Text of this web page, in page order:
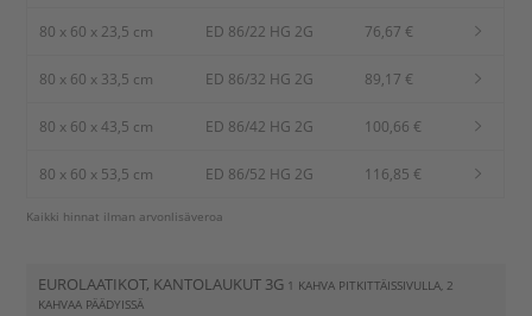
80 x 60 x 23,5 cm ED 86/22 HG 2G 76,67 €
80 x 60 x 33,5 cm ED 86/32 HG 2G 89,17 €
80 x 60 x 43,5 cm ED 86/42 HG 2G 100,66 €
80 x 60 x 53,5 cm ED 86/52 HG 2G 116,85 €
Kaikki hinnat ilman arvonlisäveroa
EUROLAATIKOT, KANTOLAUKUT 3G 1 KAHVA PITKITTÄISSIVULLA, 2
KAHVAA PÄÄDYISSÄ